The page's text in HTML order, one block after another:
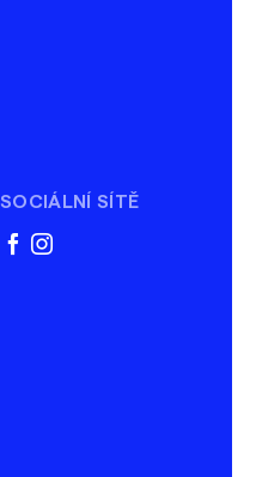
SOCIÁLNÍ SÍTĚ
facebook
instagram